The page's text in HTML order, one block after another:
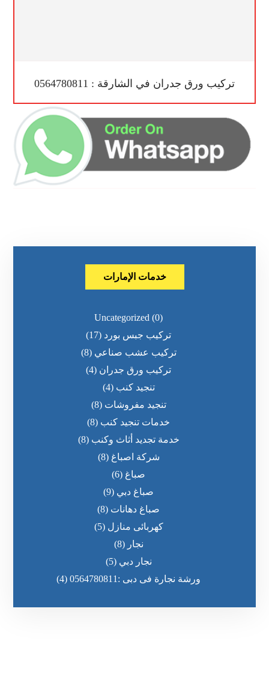
تركيب ورق جدران في الشارقة : 0564780811
خدمات الإمارات
Uncategorized (0)
تركيب جبس بورد (17)
تركيب عشب صناعي (8)
تركيب ورق جدران (4)
تنجيد كنب (4)
تنجيد مفروشات (8)
خدمات تنجيد كنب (8)
خدمة تجديد أثاث وكنب (8)
شركة اصباغ (8)
صباغ (6)
صباغ دبي (9)
صباغ دهانات (8)
كهربائى منازل (5)
نجار (8)
نجار دبي (5)
ورشة نجارة فى دبى :0564780811
(4)